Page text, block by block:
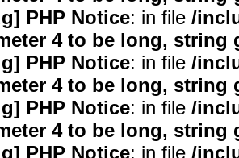
PHP Notice: in file /
4 to be long, string
PHP Notice: in file /
4 to be long, string
PHP Notice: in file /
4 to be long, string
PHP Notice: in file /